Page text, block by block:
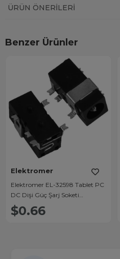
ÜRÜN ÖNERILERI
Benzer Ürünler
Elektromer
Elektromer EL-32598 Tablet PC
DC Dişi Güç Şarj Soketi
Konnektörü 5 Pin 4.0x1.7mm
Şase NO:1
$0.66